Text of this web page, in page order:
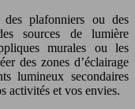
des plafonniers ou des
sources de lumière
murales ou les
des zones d’éclairage
lumineux secondaires
activités et vos envies.